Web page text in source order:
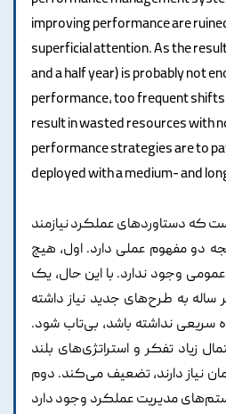
improving performance are
superficial attention. As the
and a half year) is probably not
performance, too frequent
result in wasted resources with
performance strategies are to
deployed with a medium- and
که دستاوردهای عملکرد نیازمند
دو مفهوم عملی دارد. اول، هیچ
وجود ندارد. با این حال، یک
به طرح‌های جدید نیاز داشته
سریعی نداشته باشد، بی‌تاب شود.
زیاد تفکر و استراتژی‌های بلند
نیاز دارند، تضعیف می‌کند. دوم
مدیریت عملکرد وجود دارد